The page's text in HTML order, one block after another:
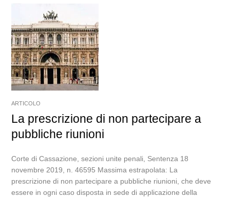
ARTICOLO
La prescrizione di non partecipare a
pubbliche riunioni
Corte di Cassazione, sezioni unite penali, Sentenza 18
novembre 2019, n. 46595 Massima estrapolata: La
prescrizione di non partecipare a pubbliche riunioni, che deve
essere in ogni caso disposta in sede di applicazione della